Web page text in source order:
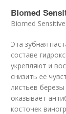
Biomed
Biomed
Эта зубная
составе
укрепляют и
снизить ее
листьев
оказывает
косточек